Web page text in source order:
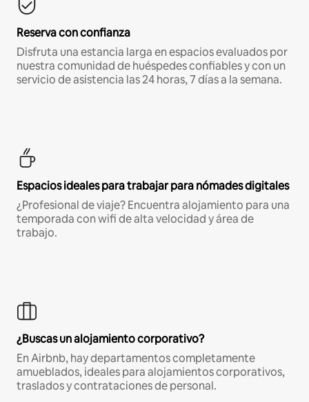
Reserva con confianza
Disfruta una estancia larga en espacios evaluados por
nuestra comunidad de huéspedes confiables y con un
servicio de asistencia las 24 horas, 7 días a la semana.
Espacios ideales para trabajar para nómades digitales
¿Profesional de viaje? Encuentra alojamiento para una
temporada con wifi de alta velocidad y área de
trabajo.
¿Buscas un alojamiento corporativo?
En Airbnb, hay departamentos completamente
amueblados, ideales para alojamientos corporativos,
traslados y contrataciones de personal.